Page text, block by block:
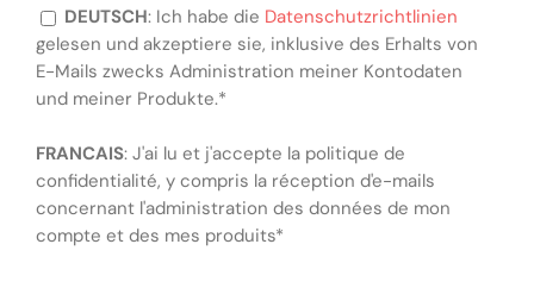
DEUTSCH: Ich habe die Datenschutzrichtlinien
gelesen und akzeptiere sie, inklusive des Erhalts von
E-Mails zwecks Administration meiner Kontodaten
und meiner Produkte.*
FRANCAIS: J'ai lu et j'accepte la politique de
confidentialité, y compris la réception d'e-mails
concernant l'administration des données de mon
compte et des mes produits*